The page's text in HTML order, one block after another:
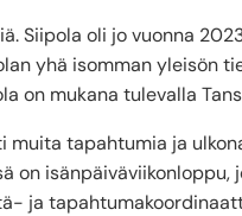
Siipola oli jo vuonna
yhä isomman yleisön
on mukana tulevalla
tapahtumia ja
on
ja